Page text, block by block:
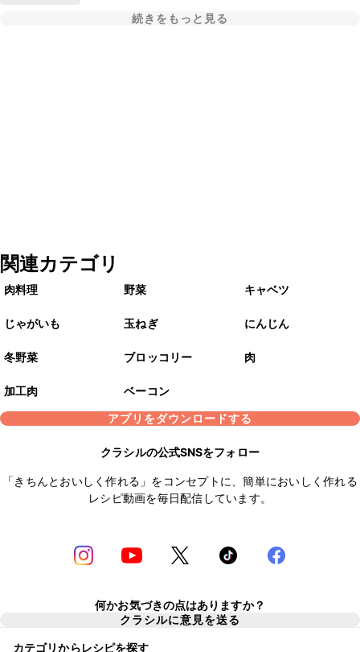
続きをもっと見る
関連カテゴリ
肉料理 野菜 キャベツ
じゃがいも 玉ねぎ にんじん
冬野菜 ブロッコリー 肉
加工肉
ベーコン
アプリをダウンロードする
クラシルの公式SNSをフォロー
「きちんとおいしく作れる」をコンセプトに、簡単においしく作れる
レシピ動画を毎日配信しています。
何かお気づきの点はありますか？
クラシルに意見を送る
カテゴリからレシピを探す